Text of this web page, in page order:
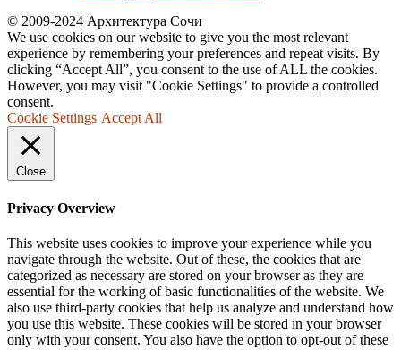
© 2009-2024 Архитектура Сочи
We use cookies on our website to give you the most relevant
experience by remembering your preferences and repeat visits. By
clicking “Accept All”, you consent to the use of ALL the cookies.
However, you may visit "Cookie Settings" to provide a controlled
consent.
Cookie Settings Accept All
Close
Privacy Overview
This website uses cookies to improve your experience while you
navigate through the website. Out of these, the cookies that are
categorized as necessary are stored on your browser as they are
essential for the working of basic functionalities of the website. We
also use third-party cookies that help us analyze and understand how
you use this website. These cookies will be stored in your browser
only with your consent. You also have the option to opt-out of these